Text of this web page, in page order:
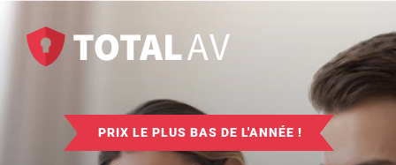
PRIX LE PLUS BAS DE L'ANNÉE !